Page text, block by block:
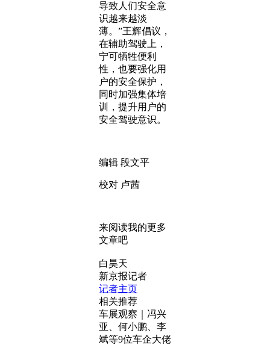
导致人们安全意
识越来越淡
薄。”王辉倡议，
在辅助驾驶上，
宁可牺牲便利
性，也要强化用
户的安全保护，
同时加强集体培
训，提升用户的
安全驾驶意识。
编辑 段文平
校对 卢茜
来阅读我的更多
文章吧
白昊天
新京报记者
记者主页
相关推荐
车展观察｜冯兴
亚、何小鹏、李
斌等9位车企大佬